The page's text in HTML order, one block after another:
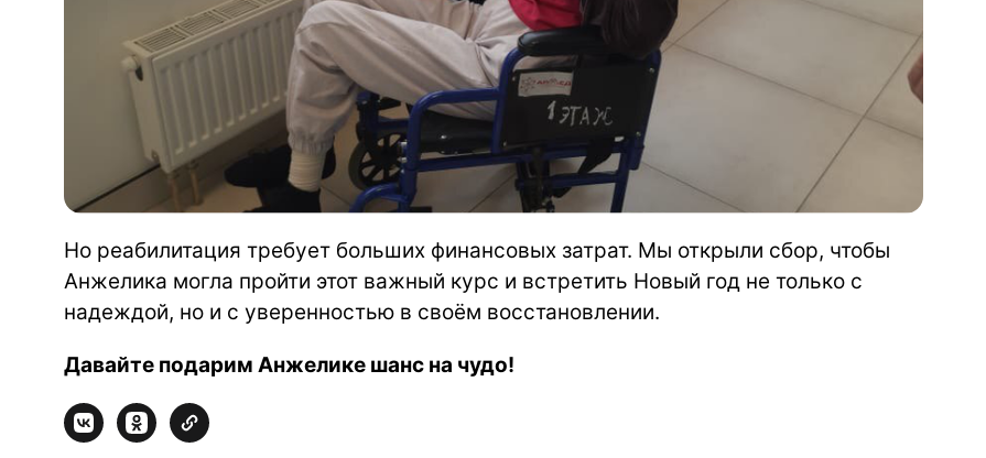
Но реабилитация требует больших финансовых затрат. Мы открыли сбор, чтобы
Анжелика могла пройти этот важный курс и встретить Новый год не только с
надеждой, но и с уверенностью в своём восстановлении.
Давайте подарим Анжелике шанс на чудо!